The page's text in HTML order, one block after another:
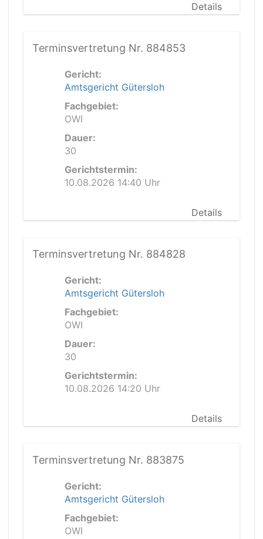
Details
Terminsvertretung Nr. 884853
Gericht:
Amtsgericht Gütersloh
Fachgebiet:
OWI
Dauer:
30
Gerichtstermin:
10.08.2026 14:40 Uhr
Details
Terminsvertretung Nr. 884828
Gericht:
Amtsgericht Gütersloh
Fachgebiet:
OWI
Dauer:
30
Gerichtstermin:
10.08.2026 14:20 Uhr
Details
Terminsvertretung Nr. 883875
Gericht:
Amtsgericht Gütersloh
Fachgebiet:
OWI